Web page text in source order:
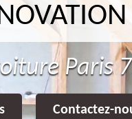
Paris
Contactez-